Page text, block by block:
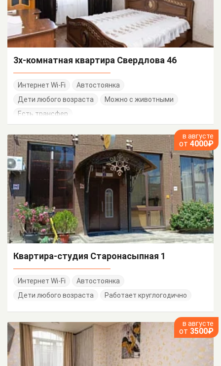
3х-комнатная квартира Свердлова 46
Интернет Wi-Fi
Автостоянка
Дети любого возраста
Можно с животными
Есть трансфер
в августе
от 4000₽
Квартира-студия Старонасыпная 1
Интернет Wi-Fi
Автостоянка
Дети любого возраста
Работает круглогодично
в августе
от 3500₽